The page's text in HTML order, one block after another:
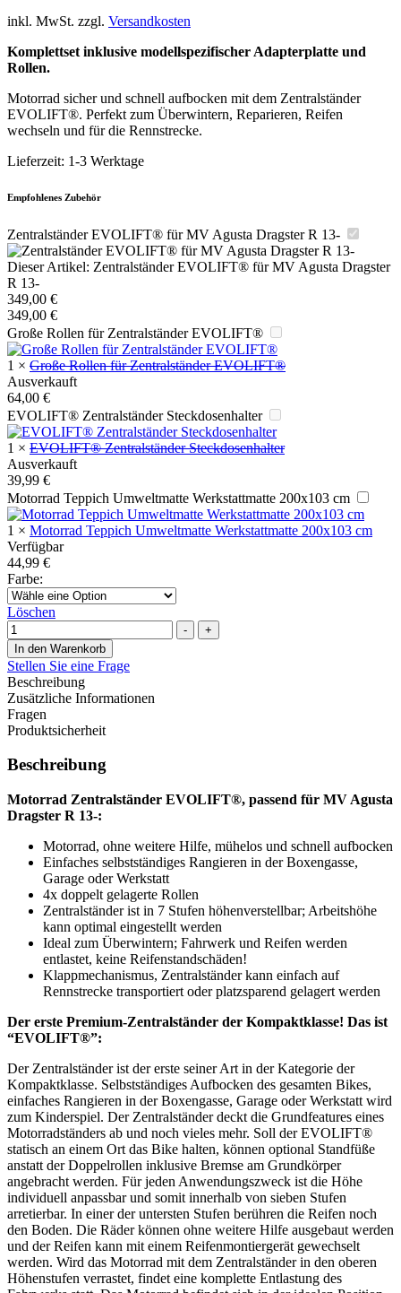
inkl. MwSt. zzgl. Versandkosten
Komplettset inklusive modellspezifischer Adapterplatte und
Rollen.
Motorrad sicher und schnell aufbocken mit dem Zentralständer
EVOLIFT®. Perfekt zum Überwintern, Reparieren, Reifen
wechseln und für die Rennstrecke.
Lieferzeit: 1-3 Werktage
Empfohlenes Zubehör
Zentralständer EVOLIFT® für MV Agusta Dragster R 13-
Dieser Artikel: Zentralständer EVOLIFT® für MV Agusta Dragster
R 13-
349,00 €
349,00 €
Große Rollen für Zentralständer EVOLIFT®
1 × Große Rollen für Zentralständer EVOLIFT®
Ausverkauft
64,00 €
EVOLIFT® Zentralständer Steckdosenhalter
1 × EVOLIFT® Zentralständer Steckdosenhalter
Ausverkauft
39,99 €
Motorrad Teppich Umweltmatte Werkstattmatte 200x103 cm
1 × Motorrad Teppich Umweltmatte Werkstattmatte 200x103 cm
Verfügbar
44,99 €
Farbe:
Löschen
Menge
-
+
In den Warenkorb
Stellen Sie eine Frage
Beschreibung
Zusätzliche Informationen
Fragen
Produktsicherheit
Beschreibung
Motorrad Zentralständer EVOLIFT®, passend für MV Agusta
Dragster R 13-:
Motorrad, ohne weitere Hilfe, mühelos und schnell aufbocken
Einfaches selbstständiges Rangieren in der Boxengasse,
Garage oder Werkstatt
4x doppelt gelagerte Rollen
Zentralständer ist in 7 Stufen höhenverstellbar; Arbeitshöhe
kann optimal eingestellt werden
Ideal zum Überwintern; Fahrwerk und Reifen werden
entlastet, keine Reifenstandschäden!
Klappmechanismus, Zentralständer kann einfach auf
Rennstrecke transportiert oder platzsparend gelagert werden
Der erste Premium-Zentralständer der Kompaktklasse! Das ist
“EVOLIFT®”:
Der Zentralständer ist der erste seiner Art in der Kategorie der
Kompaktklasse. Selbstständiges Aufbocken des gesamten Bikes,
einfaches Rangieren in der Boxengasse, Garage oder Werkstatt wird
zum Kinderspiel. Der Zentralständer deckt die Grundfeatures eines
Motorradständers ab und noch vieles mehr. Soll der EVOLIFT®
statisch an einem Ort das Bike halten, können optional Standfüße
anstatt der Doppelrollen inklusive Bremse am Grundkörper
angebracht werden. Für jeden Anwendungszweck ist die Höhe
individuell anpassbar und somit innerhalb von sieben Stufen
arretierbar. In einer der untersten Stufen berühren die Reifen noch
den Boden. Die Räder können ohne weitere Hilfe ausgebaut werden
und der Reifen kann mit einem Reifenmontiergerät gewechselt
werden. Wird das Motorrad mit dem Zentralständer in den oberen
Höhenstufen verrastet, findet eine komplette Entlastung des